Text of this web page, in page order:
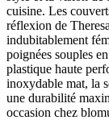
cuisine. Les
réflexion de
indubitablement
poignées souples
plastique haute
inoxydable mat, la
une durabilité
occasion chez